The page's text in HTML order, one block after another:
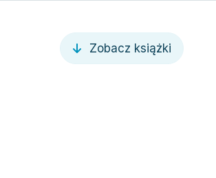
Zobacz książki